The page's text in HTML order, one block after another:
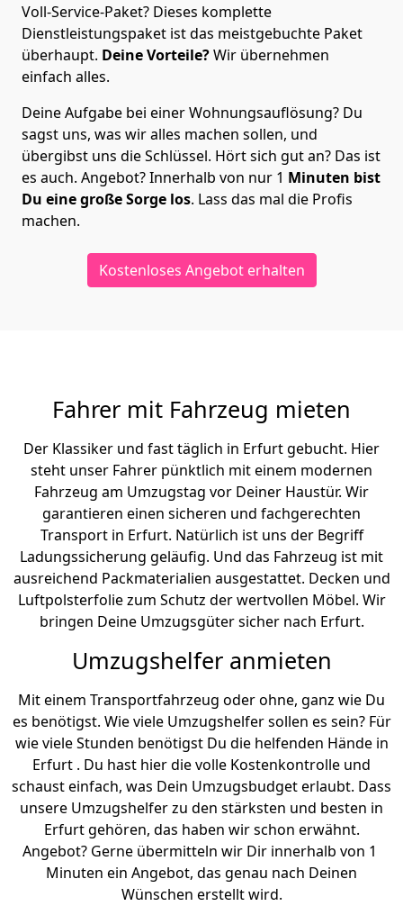
Voll-Service-Paket? Dieses komplette
Dienstleistungspaket ist das meistgebuchte Paket
überhaupt. Deine Vorteile?Wir übernehmen
einfach alles.
Deine Aufgabe bei einer Wohnungsauflösung? Du
sagst uns, was wir alles machen sollen, und
übergibst uns die Schlüssel. Hört sich gut an? Das ist
es auch. Angebot? Innerhalb von nur 1 Minuten bist
Du eine große Sorge los. Lass das mal die Profis
machen.
Kostenloses Angebot erhalten
Fahrer mit Fahrzeug mieten
Der Klassiker und fast täglich in Erfurt gebucht. Hier
steht unser Fahrer pünktlich mit einem modernen
Fahrzeug am Umzugstag vor Deiner Haustür. Wir
garantieren einen sicheren und fachgerechten
Transport in Erfurt. Natürlich ist uns der Begriff
Ladungssicherung geläufig. Und das Fahrzeug ist mit
ausreichend Packmaterialien ausgestattet. Decken und
Luftpolsterfolie zum Schutz der wertvollen Möbel. Wir
bringen Deine Umzugsgüter sicher nach Erfurt.
Umzugshelfer anmieten
Mit einem Transportfahrzeug oder ohne, ganz wie Du
es benötigst. Wie viele Umzugshelfer sollen es sein? Für
wie viele Stunden benötigst Du die helfenden Hände in
Erfurt . Du hast hier die volle Kostenkontrolle und
schaust einfach, was Dein Umzugsbudget erlaubt. Dass
unsere Umzugshelfer zu den stärksten und besten in
Erfurt gehören, das haben wir schon erwähnt.
Angebot? Gerne übermitteln wir Dir innerhalb von 1
Minuten ein Angebot, das genau nach Deinen
Wünschen erstellt wird.